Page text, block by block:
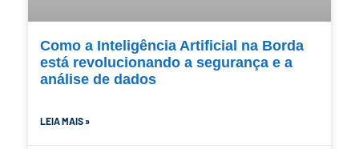
Como a Inteligência Artificial na Borda
está revolucionando a segurança e a
análise de dados
LEIA MAIS »